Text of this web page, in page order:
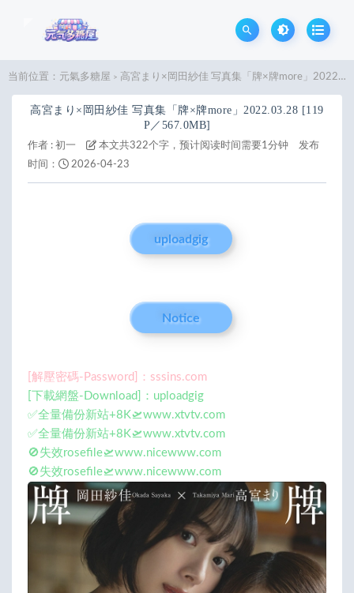
当前位置： 元氣多糖屋 > 高宮まり×岡田紗佳 写真集「牌×牌more」2022.03.28 [119P／567.0MB]
高宮まり×岡田紗佳 写真集「牌×牌more」2022.03.28 [119
P／567.0MB]
作者 : 初一 本文共322个字，预计阅读时间需要1分钟
发布
时间：
2026-04-23
uploadgig
Notice
[解壓密碼-Password]：sssins.com
[下載網盤-Download]：uploadgig
✅全量備份新站+8K🛫www.xtvtv.com
✅全量備份新站+8K🛫www.xtvtv.com
🚫失效rosefile🛫www.nicewww.com
🚫失效rosefile🛫www.nicewww.com